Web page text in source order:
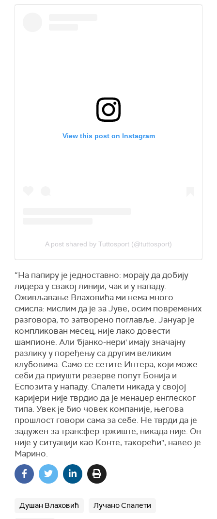
View this post on Instagram
A post shared by Tuttosport (@tuttosport)
“На папиру је једноставно: морају да добију
лидера у свакој линији, чак и у нападу.
Оживљавање Влаховића ми нема много
смисла: мислим да је за Јуве, осим повремених
разговора, то затворено поглавље. Јануар је
компликован месец, није лако довести
шампионе. Али 'бјанко-нери' имају значајну
разлику у поређењу са другим великим
клубовима. Само се сетите Интера, који може
себи да приушти резерве попут Бонија и
Еспозита у нападу. Спалети никада у својој
каријери није тврдио да је менаџер енглеског
типа. Увек је био човек компаније, његова
прошлост говори сама за себе. Не тврди да је
задужен за трансфер тржиште, никада није. Он
није у ситуацији као Конте, такорећи", навео је
Марино.
Душан Влаховић Лучано Спалети